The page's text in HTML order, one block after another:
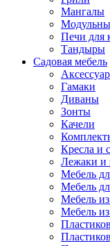
Мангалы
Печи для
Тандыры
Садовая мебель
Гамаки
Диваны
Зонты
Качели
Кресла и
Лежаки и
Мебель
Мебель
Мебель из
Мебель